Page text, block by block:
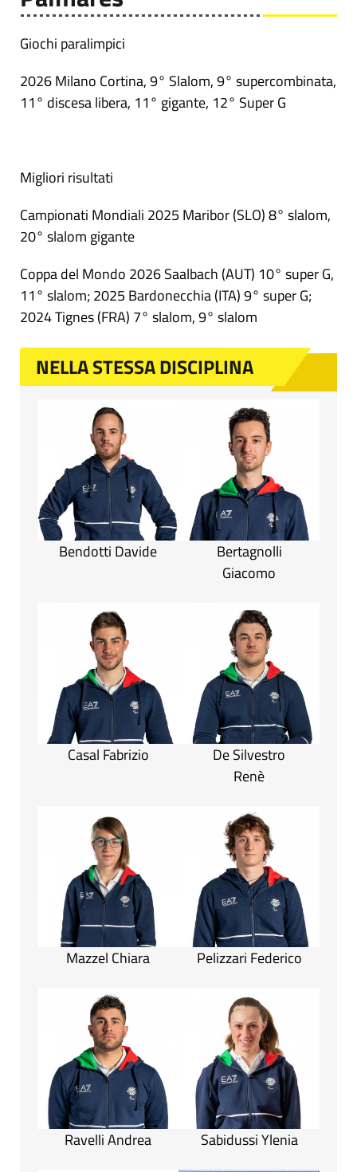
Giochi paralimpici
2026 Milano Cortina, 9° Slalom, 9° supercombinata,
11° discesa libera, 11° gigante, 12° Super G
Migliori risultati
Campionati Mondiali 2025 Maribor (SLO) 8° slalom,
20° slalom gigante
Coppa del Mondo 2026 Saalbach (AUT) 10° super G,
11° slalom; 2025 Bardonecchia (ITA) 9° super G;
2024 Tignes (FRA) 7° slalom, 9° slalom
NELLA STESSA DISCIPLINA
Bendotti Davide
Bertagnolli
Giacomo
Casal Fabrizio
De Silvestro
Renè
Mazzel Chiara Pelizzari Federico
Ravelli Andrea Sabidussi Ylenia